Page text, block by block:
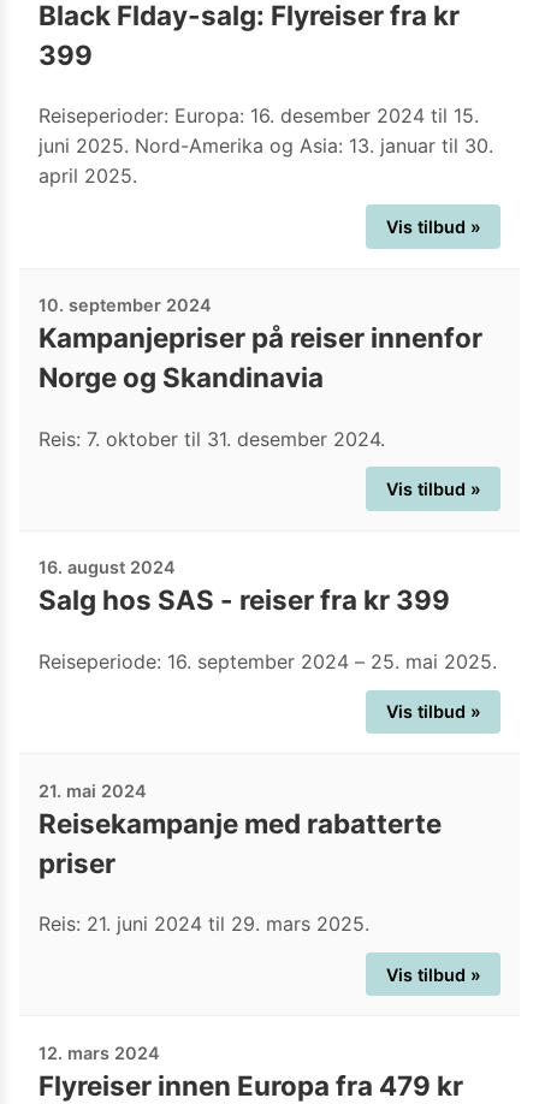
Black Flday-salg: Flyreiser fra kr
399
Reiseperioder: Europa: 16. desember 2024 til 15.
juni 2025. Nord-Amerika og Asia: 13. januar til 30.
april 2025.
Vis tilbud »
10. september 2024
Kampanjepriser på reiser innenfor
Norge og Skandinavia
Reis: 7. oktober til 31. desember 2024.
Vis tilbud »
16. august 2024
Salg hos SAS - reiser fra kr 399
Reiseperiode: 16. september 2024 – 25. mai 2025.
Vis tilbud »
21. mai 2024
Reisekampanje med rabatterte
priser
Reis: 21. juni 2024 til 29. mars 2025.
Vis tilbud »
12. mars 2024
Flyreiser innen Europa fra 479 kr